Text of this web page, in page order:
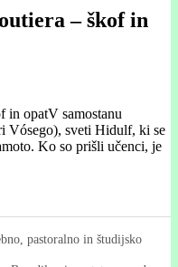
– škof in
V samostanu
Vósego), sveti Hidulf, ki se
Ko so prišli učenci, je
pastoralno in študijsko